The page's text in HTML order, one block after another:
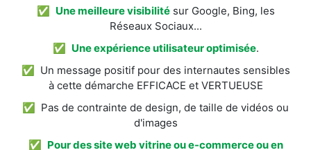
✅ Une meilleure visibilitésur Google, Bing, les
Réseaux Sociaux...
✅ Une expérience utilisateur optimisée.
✅ Un message positif pour des internautes sensibles
à cette démarche EFFICACE et VERTUEUSE
✅ Pas de contrainte de design, de taille de vidéos ou
d'images
✅ Pour des site web vitrine ou e-commerce ou en